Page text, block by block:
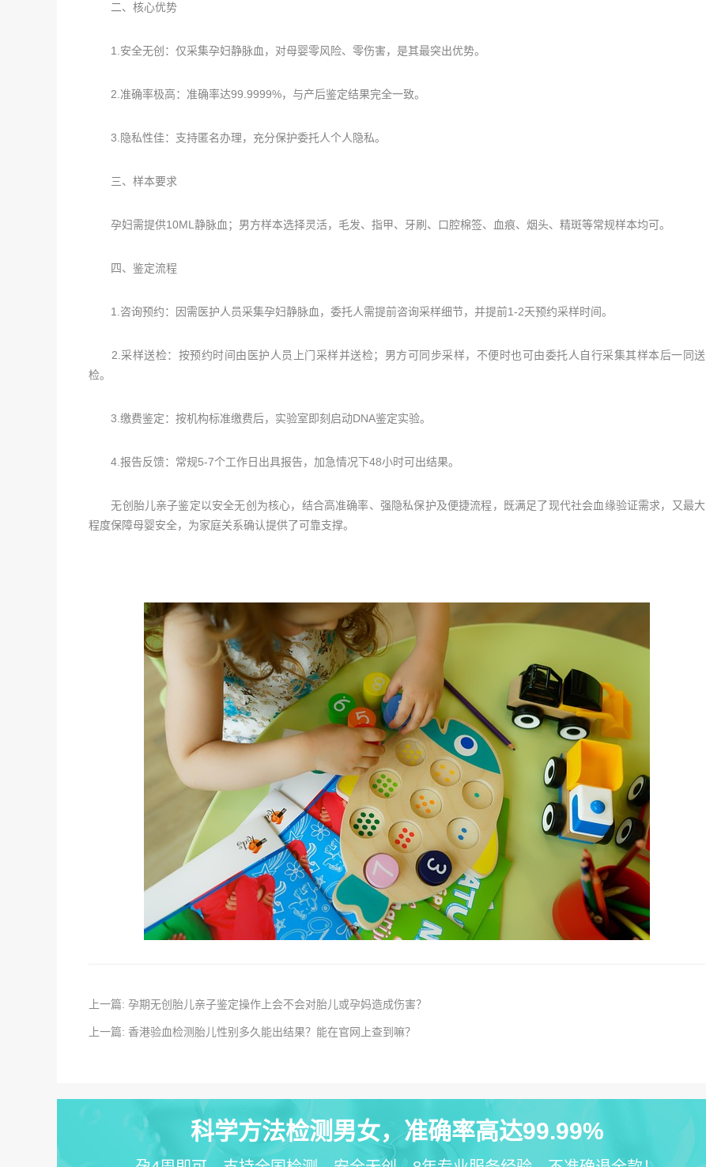
二、核心优势
1.安全无创：仅采集孕妇静脉血，对母婴零风险、零伤害，是其最突出优势。
2.准确率极高：准确率达99.9999%，与产后鉴定结果完全一致。
3.隐私性佳：支持匿名办理，充分保护委托人个人隐私。
三、样本要求
孕妇需提供10ML静脉血；男方样本选择灵活，毛发、指甲、牙刷、口腔棉签、血痕、烟头、精斑等常规样本均可。
四、鉴定流程
1.咨询预约：因需医护人员采集孕妇静脉血，委托人需提前咨询采样细节，并提前1-2天预约采样时间。
2.采样送检：按预约时间由医护人员上门采样并送检；男方可同步采样，不便时也可由委托人自行采集其样本后一同送
检。
3.缴费鉴定：按机构标准缴费后，实验室即刻启动DNA鉴定实验。
4.报告反馈：常规5-7个工作日出具报告，加急情况下48小时可出结果。
无创胎儿亲子鉴定以安全无创为核心，结合高准确率、强隐私保护及便捷流程，既满足了现代社会血缘验证需求，又最大
程度保障母婴安全，为家庭关系确认提供了可靠支撑。
上一篇: 孕期无创胎儿亲子鉴定操作上会不会对胎儿或孕妈造成伤害？
上一篇: 香港验血检测胎儿性别多久能出结果？能在官网上查到嘛？
科学方法检测男女，准确率高达99.99%